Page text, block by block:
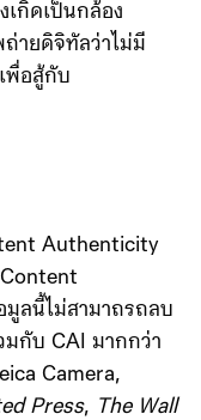
เกิดเป็นกล้อง
ายดิจิทัลว่าไม่มี
พื่อสู้กับ
Authenticity
มูลนี้ไม่สามาถรถลบ
มกับ CAI มากกว่า
Camera,
Press, The Wall